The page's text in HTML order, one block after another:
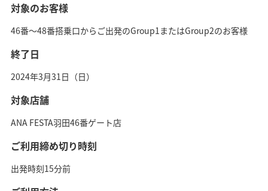
対象のお客様
46番～48番搭乗口からご出発のGroup1またはGroup2のお客様
終了日
2024年3月31日（日）
対象店舗
ANA FESTA羽田46番ゲート店
ご利用締め切り時刻
出発時刻15分前